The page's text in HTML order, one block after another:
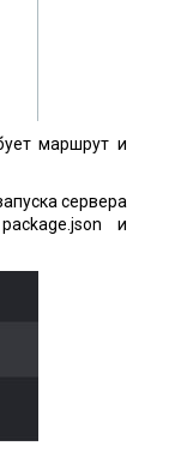
маршрут и
сервера
и